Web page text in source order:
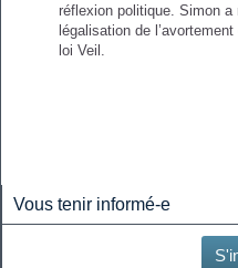
réflexion politique. Simon
légalisation de
loi Veil.
Vous tenir informé-e